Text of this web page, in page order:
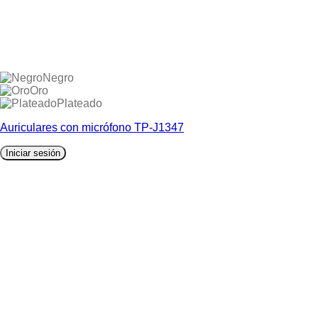
Negro
Oro
Plateado
Auriculares con micrófono TP-J1347
Iniciar sesión